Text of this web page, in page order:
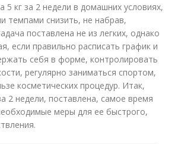
5 кг за 2 недели в домашних условиях,
темпами снизить, не набрав,
поставлена не из легких, однако
если правильно расписать график и
себя в форме, контролировать
регулярно заниматься спортом,
косметических процедур. Итак,
2 недели, поставлена, самое время
меры для ее быстрого,